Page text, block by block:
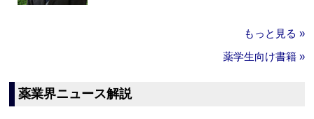
もっと見る »
薬学生向け書籍 »
薬業界ニュース解説